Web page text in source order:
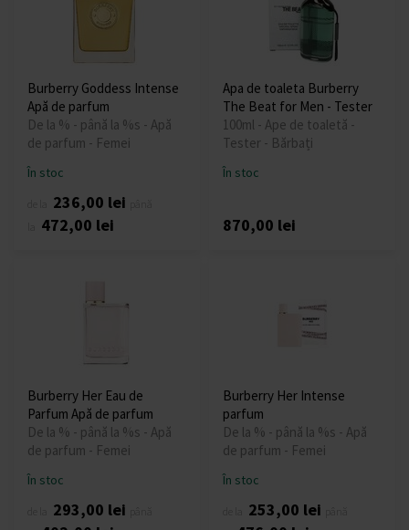
Burberry Goddess Intense
Apă de parfum
De la % - până la %s - Apă
de parfum - Femei
În stoc
236,00 lei
472,00 lei
Apa de toaleta Burberry
The Beat for Men - Tester
100ml - Ape de toaletă -
Tester - Bărbați
În stoc
870,00 lei
Burberry Her Eau de
Parfum Apă de parfum
De la % - până la %s - Apă
de parfum - Femei
În stoc
293,00 lei
Burberry Her Intense
parfum
De la % - până la %s - Apă
de parfum - Femei
În stoc
253,00 lei